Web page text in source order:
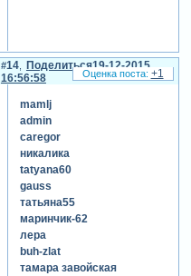
Поделиться
14
19-12-2015
16:56:58
mamlj
admin
caregor
никалика
tatyana60
gauss
татьяна55
маринчик-62
лера
buh-zlat
тамара завойская
+1